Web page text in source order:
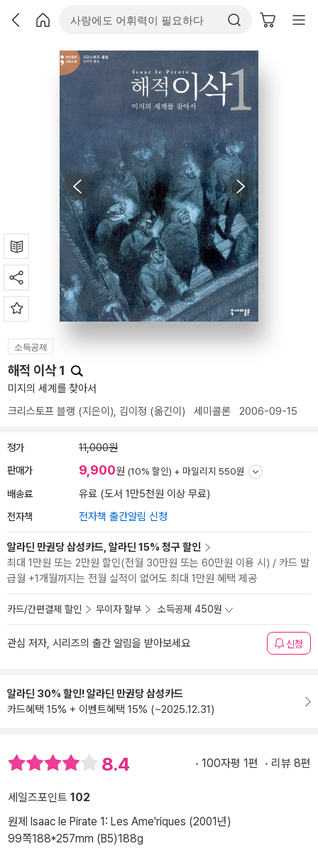
소득공제
해적 이삭 1
미지의 세계를 찾아서
크리스토프 블랭 (지은이), 김이정 (옮긴이) 세미콜론 2006-09-15
정가 11,000원
판매가 9,900원 (10% 할인) + 마일리지 550원
배송료 유료 (도서 1만5천원 이상 무료)
전자책 전자책 출간알림 신청
알라딘 만권당 삼성카드, 알라딘 15% 청구 할인
최대 1만원 또는 2만원 할인(전월 30만원 또는 60만원 이용 시) / 카드 발
급월 +1개월까지는 전월 실적이 없어도 최대 1만원 혜택 제공
카드/간편결제 할인 무이자 할부 소득공제 450원
관심 저자, 시리즈의 출간 알림을 받아보세요 신청
알라딘 30% 할인! 알라딘 만권당 삼성카드
카드혜택 15% + 이벤트혜택 15% (~2025.12.31)
8.4 100자평 1편 리뷰 8편
세일즈포인트 102
원제 Isaac le Pirate 1: Les Ame'riques (2001년)
99쪽188*257mm (B5)188g